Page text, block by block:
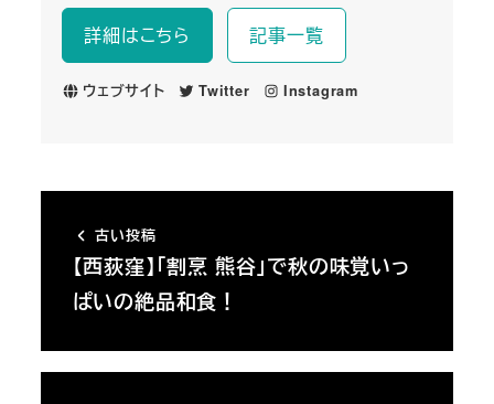
詳細はこちら 記事一覧
ウェブサイト Twitter Instagram
古い投稿
【西荻窪】「割烹 熊谷」で秋の味覚いっ
ぱいの絶品和食！